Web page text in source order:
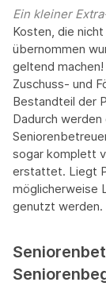
Ein kleiner
Kosten, die
übernommen
geltend machen!
Zuschuss- und
Bestandteil der
Dadurch
sogar komplett
erstattet. Liegt
möglicherweise
genutzt werden.